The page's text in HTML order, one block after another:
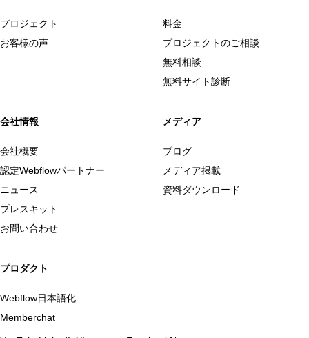
プロジェクト
お客様の声
料金
プロジェクトのご相談
無料相談
無料サイト診断
会社情報
会社概要
認定Webflowパートナー
ニュース
プレスキット
お問い合わせ
メディア
ブログ
メディア掲載
資料ダウンロード
プロダクト
Webflow日本語化
Memberchat